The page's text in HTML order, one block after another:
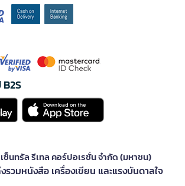
ซ็นทรัล รีเทล คอร์ปอเรชั่น จำกัด (มหาชน)
รวมหนังสือ เครื่องเขียน และแรงบันดาลใจ